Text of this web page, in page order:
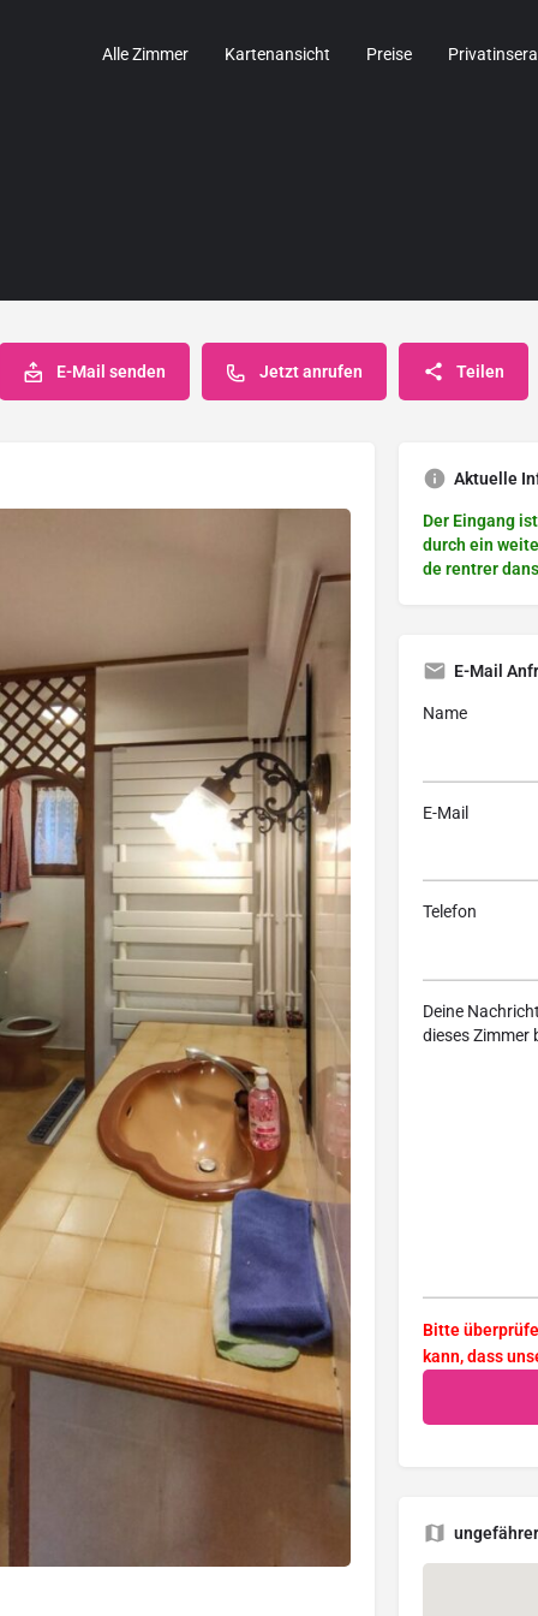
Alle Zimmer Kartenansicht Preise
E-Mail senden Jetzt anrufen Teilen
Aktuelle
Der Eingang
durch ein
de rentrer
E-Mail
Name
E-Mail
Telefon
Deine
dieses Zimmer
Bitte
kann, dass